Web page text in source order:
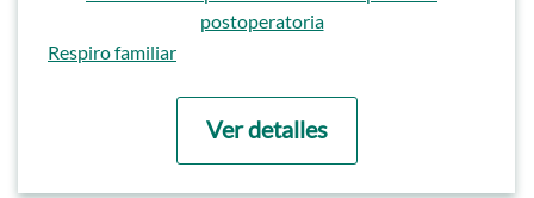
postoperatoria
Ir a
Respiro familiar
Ver detalles